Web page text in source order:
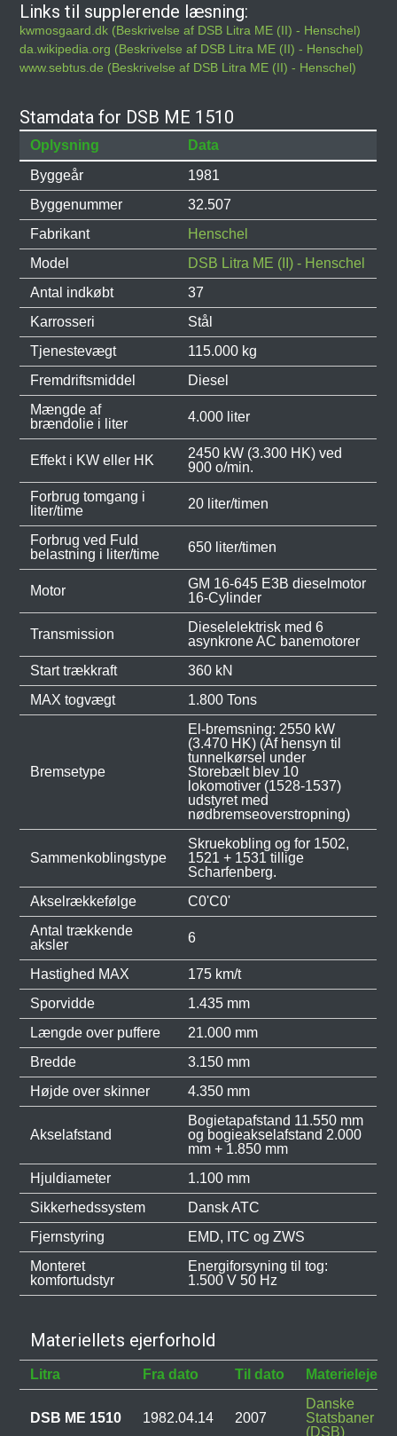
Links til supplerende læsning:
kwmosgaard.dk (Beskrivelse af DSB Litra ME (II) - Henschel)
da.wikipedia.org (Beskrivelse af DSB Litra ME (II) - Henschel)
www.sebtus.de (Beskrivelse af DSB Litra ME (II) - Henschel)
Stamdata for DSB ME 1510
Oplysning
Data
Byggeår
1981
Byggenummer
32.507
Fabrikant
Henschel
Model
DSB Litra ME (II) - Henschel
Antal indkøbt
37
Karrosseri
Stål
Tjenestevægt
115.000 kg
Fremdriftsmiddel
Diesel
Mængde af
brændolie i liter
4.000 liter
Effekt i KW eller HK
2450 kW (3.300 HK) ved
900 o/min.
Forbrug tomgang i
liter/time
20 liter/timen
Forbrug ved Fuld
belastning i liter/time
650 liter/timen
Motor
GM 16-645 E3B dieselmotor
16-Cylinder
Transmission
Dieselelektrisk med 6
asynkrone AC banemotorer
Start trækkraft
360 kN
MAX togvægt
1.800 Tons
Bremsetype
El-bremsning: 2550 kW
(3.470 HK) (Af hensyn til
tunnelkørsel under
Storebælt blev 10
lokomotiver (1528-1537)
udstyret med
nødbremseoverstropning)
Sammenkoblingstype
Skruekobling og for 1502,
1521 + 1531 tillige
Scharfenberg.
Akselrækkefølge
C0'C0'
Antal trækkende
aksler
6
Hastighed MAX
175 km/t
Sporvidde
1.435 mm
Længde over puffere
21.000 mm
Bredde
3.150 mm
Højde over skinner
4.350 mm
Akselafstand
Bogietapafstand 11.550 mm
og bogieakselafstand 2.000
mm + 1.850 mm
Hjuldiameter
1.100 mm
Sikkerhedssystem
Dansk ATC
Fjernstyring
EMD, ITC og ZWS
Monteret
komfortudstyr
Energiforsyning til tog:
1.500 V 50 Hz
Materiellets ejerforhold
Litra Fra dato Til dato Materielejer
DSB ME 1510 1982.04.14 2007
Danske
Statsbaner
(DSB)